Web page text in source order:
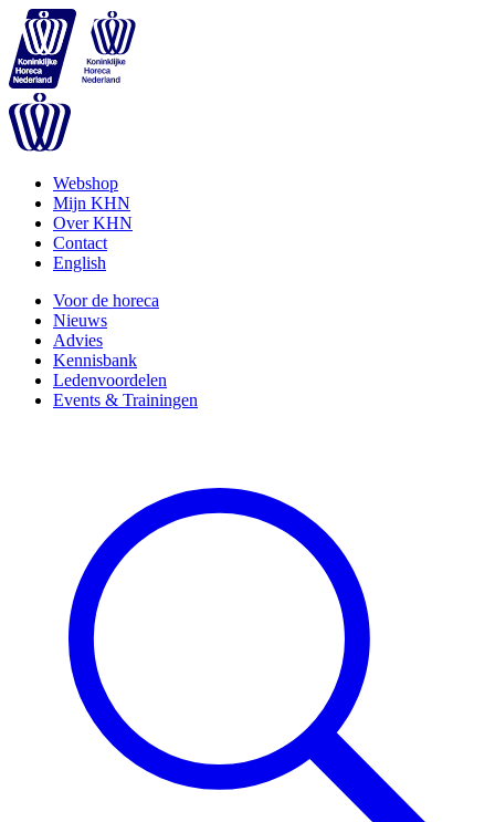
Webshop
Mijn KHN
Over KHN
Contact
English
Voor de horeca
Nieuws
Advies
Kennisbank
Ledenvoordelen
Events & Trainingen